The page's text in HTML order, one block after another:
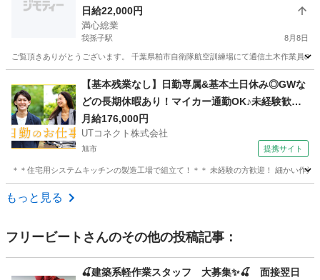
日給22,000円
満心総業
我孫子駅 8月8日
ご覧頂きありがとうございます。 千葉県柏市自衛隊航空訓練場にて通信土木作業員
我孫子駅 その他
【基本残業なし】日勤専属&基本土日休み◎GWな
どの長期休暇あり！マイカー通勤OK♪未経験歓
迎！若手～ミドル男女活躍中【システムキッチン
の組立て】＜茨城県神栖市＞
月給176,000円
UTコネクト株式会社
旭市 提携サイト
＊＊住宅用システムキッチンの製造工場で組立て！＊＊ 未経験の方歓迎！ 細かい作
千葉 旭市
もっと見る
フリービート さんのその他の投稿記事：
🍒建築系軽作業スタッフ 大募集✨🍒 面接翌日